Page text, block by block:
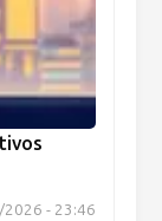
- 23:46